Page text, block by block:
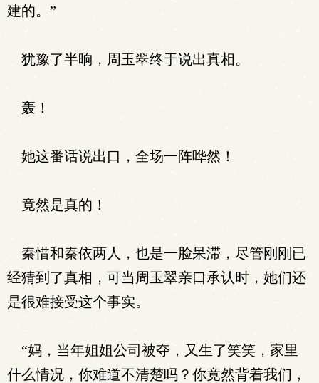
建的。”
犹豫了半晌，周玉翠终于说出真相。
轰！
她这番话说出口，全场一阵哗然！
竟然是真的！
秦惜和秦依两人，也是一脸呆滞，尽管刚刚已
经猜到了真相，可当周玉翠亲口承认时，她们还
是很难接受这个事实。
“妈，当年姐姐公司被夺，又生了笑笑，家里
什么情况，你难道不清楚吗？你竟然背着我们，